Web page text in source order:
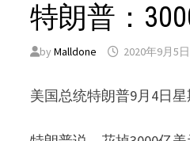
特朗普：
byMalldone 2020年9月5日
美国总统特朗普9月4日